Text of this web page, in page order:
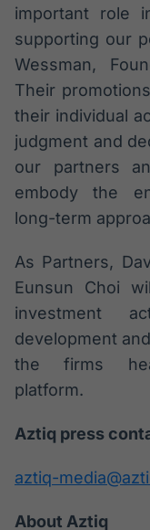
important role
supporting our
Wessman,
Their
their individual
judgment and
our partners
embody the
long-term
As Partners,
Eunsun Choi
investment
development
the firms
platform.
Aztiq press
aztiq-
About Aztiq